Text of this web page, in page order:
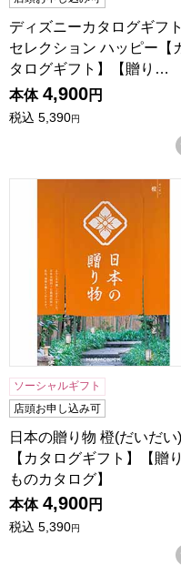
ディズニーカタログギフト
セレクション ハッピー【
タログギフト】【贈り…
本体 4,900円
税込 5,390円
日本の贈り物 橙(だいだ
ソーシャルギフト
店頭お申し込み可
日本の贈り物 橙(だいだい)
【カタログギフト】【贈り
ものカタログ】
本体 4,900円
税込 5,390円